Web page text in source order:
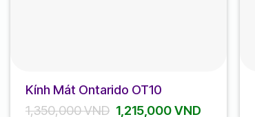
Kính Mát Ontarido OT10
1,350,000VND Giá
1,215,000VND